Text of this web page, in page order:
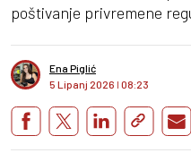
poštivanje privremene
Ena Piglić
5 Lipanj 2026 I 08:23